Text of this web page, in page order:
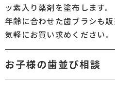
ッ素入り薬剤を塗布します。
年齢に合わせた歯ブラシも
気軽にお買い求めください。
お子様の歯並び相談